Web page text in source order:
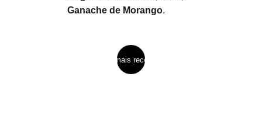
Ganache de Morango.
ver mais receitas